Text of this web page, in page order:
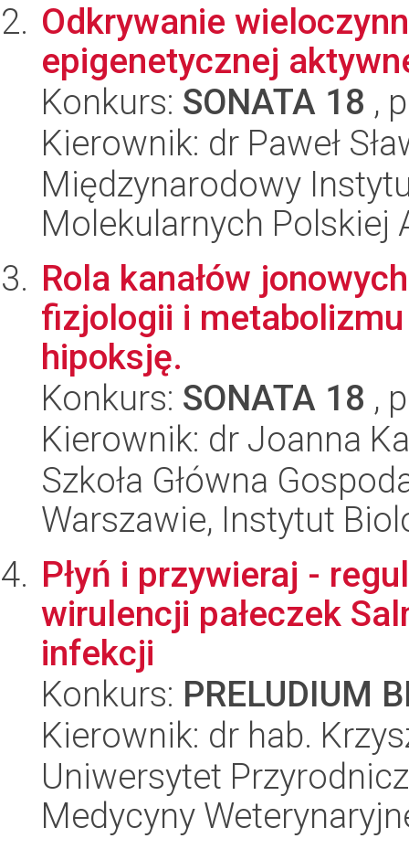
Odkrywanie
epigenetycznej
Konkurs: SONATA 18 ,
Kierownik: dr Paweł
Międzynarodowy
Molekularnych Polskiej
Rola kanałów
fizjologii i
hipoksję.
Konkurs: SONATA 18 ,
Kierownik: dr Joanna
Szkoła Główna
Warszawie, Instytut
Płyń i przywieraj -
wirulencji pałeczek
infekcji
Konkurs: PRELUDIUM
Kierownik: dr hab.
Uniwersytet
Medycyny